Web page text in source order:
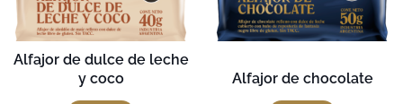
Alfajor de dulce de leche
y coco
Alfajor de chocolate